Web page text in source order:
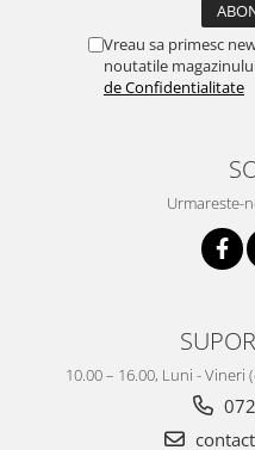
Vreau sa primesc
noutatile
de Confidentialitate
Urmareste-
10.00 – 16.00, Luni -